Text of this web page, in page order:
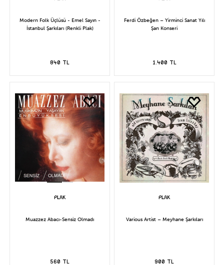
Modern Folk Üçlüsü - Emel Sayın -
İstanbul Şarkıları (Renkli Plak)
840 TL
Ferdi Özbeğen – Yirminci Sanat Yılı
Şan Konseri
1.400 TL
Muazzez Abacı-Sensiz Olmadı
560 TL
Various Artist – Meyhane Şarkıları
900 TL